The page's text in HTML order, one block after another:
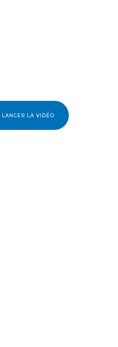
LANCER LA VIDÉO